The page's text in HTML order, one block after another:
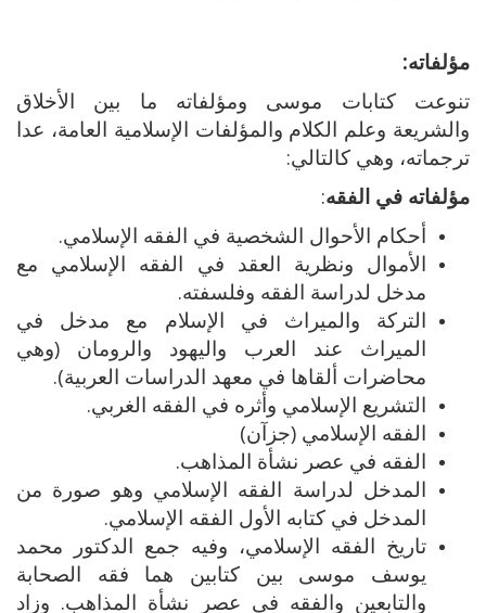
مؤلفاته:
تنوعت كتابات موسى ومؤلفاته ما بين الأخلاق
والشريعة وعلم الكلام والمؤلفات الإسلامية العامة، عدا
ترجماته، وهي كالتالي:
مؤلفاته في الفقه:
أحكام الأحوال الشخصية في الفقه الإسلامي.
الأموال ونظرية العقد في الفقه الإسلامي مع
مدخل لدراسة الفقه وفلسفته.
التركة والميراث في الإسلام مع مدخل في
الميراث عند العرب واليهود والرومان (وهي
محاضرات ألقاها في معهد الدراسات العربية).
التشريع الإسلامي وأثره في الفقه الغربي.
الفقه الإسلامي (جزآن)
الفقه في عصر نشأة المذاهب.
المدخل لدراسة الفقه الإسلامي وهو صورة من
المدخل في كتابه الأول الفقه الإسلامي.
تاريخ الفقه الإسلامي، وفيه جمع الدكتور محمد
يوسف موسى بين كتابين هما فقه الصحابة
والتابعين والفقه في عصر نشأة المذاهب. وزاد